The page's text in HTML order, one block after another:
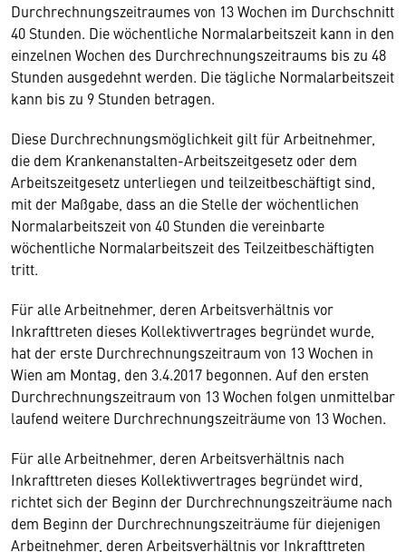
Durchrechnungszeitraumes von 13 Wochen im Durchschnitt
40 Stunden. Die wöchentliche Normalarbeitszeit kann in den
einzelnen Wochen des Durchrechnungszeitraums bis zu 48
Stunden ausgedehnt werden. Die tägliche Normalarbeitszeit
kann bis zu 9 Stunden betragen.
Diese Durchrechnungsmöglichkeit gilt für Arbeitnehmer,
die dem Krankenanstalten-Arbeitszeitgesetz oder dem
Arbeitszeitgesetz unterliegen und teilzeitbeschäftigt sind,
mit der Maßgabe, dass an die Stelle der wöchentlichen
Normalarbeitszeit von 40 Stunden die vereinbarte
wöchentliche Normalarbeitszeit des Teilzeitbeschäftigten
tritt.
Für alle Arbeitnehmer, deren Arbeitsverhältnis vor
Inkrafttreten dieses Kollektivvertrages begründet wurde,
hat der erste Durchrechnungszeitraum von 13 Wochen in
Wien am Montag, den 3.4.2017 begonnen. Auf den ersten
Durchrechnungszeitraum von 13 Wochen folgen unmittelbar
laufend weitere Durchrechnungszeiträume von 13 Wochen.
Für alle Arbeitnehmer, deren Arbeitsverhältnis nach
Inkrafttreten dieses Kollektivvertrages begründet wird,
richtet sich der Beginn der Durchrechnungszeiträume nach
dem Beginn der Durchrechnungszeiträume für diejenigen
Arbeitnehmer, deren Arbeitsverhältnis vor Inkrafttreten